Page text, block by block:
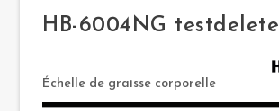
HB-6004NG testdelete
Échelle de graisse corporelle